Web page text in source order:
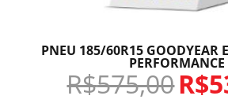
PNEU 185/60R15 GOODYEAR
PERFORMANCE
R$575,00R$